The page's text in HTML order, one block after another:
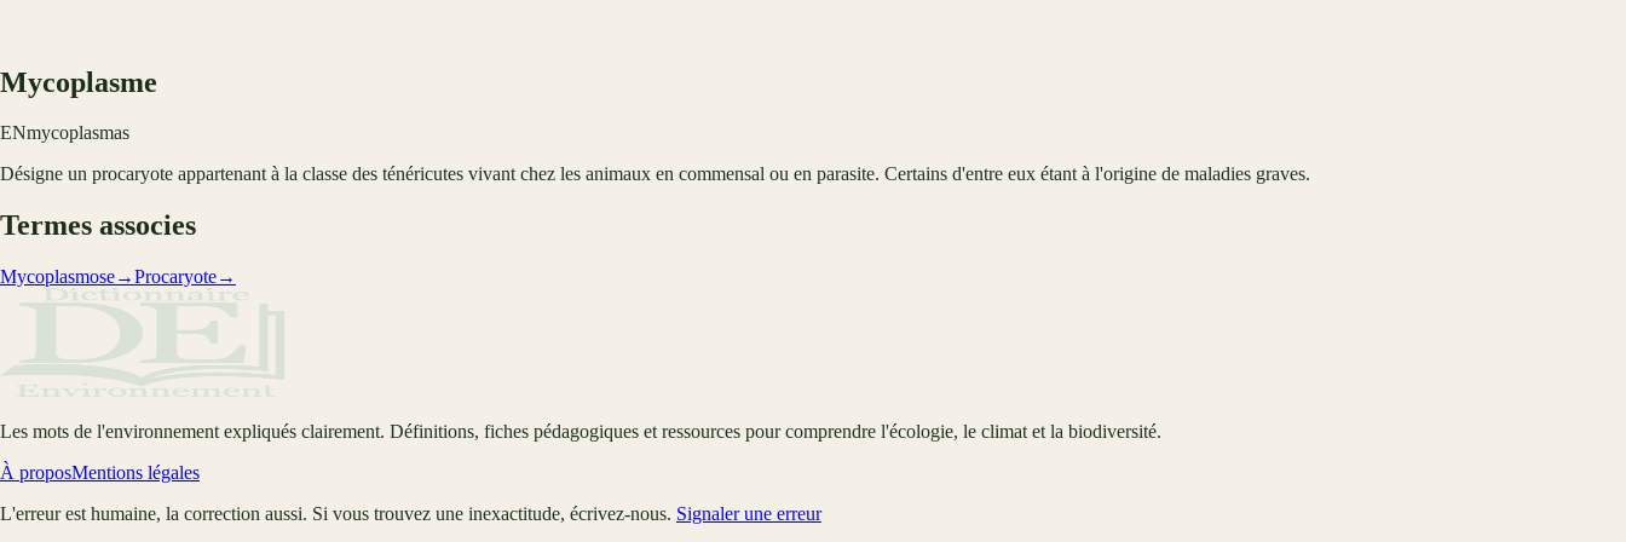
Mycoplasme
ENmycoplasmas
Désigne un procaryote appartenant à la classe des ténéricutes vivant chez les animaux en commensal ou en parasite. Certains d'entre eux étant à l'origine de maladies graves.
Termes associes
Mycoplasmose→Procaryote→
Les mots de l'environnement expliqués clairement. Définitions, fiches pédagogiques et ressources pour comprendre l'écologie, le climat et la biodiversité.
À proposMentions légales
L'erreur est humaine, la correction aussi. Si vous trouvez une inexactitude, écrivez-nous. Signaler une erreur